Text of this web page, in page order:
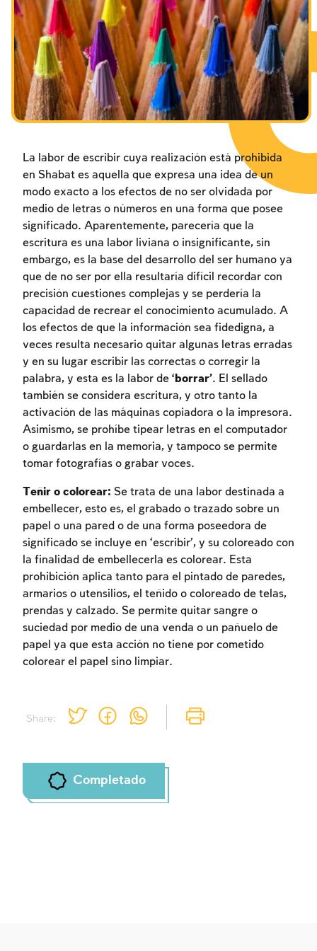
Los ayunos por la destrucción del Templo
Janucá
Purim
Share:
La labor de escribir cuya realización está prohibida
en Shabat es aquella que expresa una idea de un
modo exacto a los efectos de no ser olvidada por
medio de letras o números en una forma que posee
significado. Aparentemente, parecería que la
escritura es una labor liviana o insignificante, sin
embargo, es la base del desarrollo del ser humano ya
que de no ser por ella resultaría difícil recordar con
precisión cuestiones complejas y se perdería la
capacidad de recrear el conocimiento acumulado. A
los efectos de que la información sea fidedigna, a
veces resulta necesario quitar algunas letras erradas
y en su lugar escribir las correctas o corregir la
palabra, y esta es la labor de ‘borrar’. El sellado
también se considera escritura, y otro tanto la
activación de las máquinas copiadora o la impresora.
Asimismo, se prohíbe tipear letras en el computador
o guardarlas en la memoria, y tampoco se permite
tomar fotografías o grabar voces.
Teñir o colorear: Se trata de una labor destinada a
embellecer, esto es, el grabado o trazado sobre un
papel o una pared o de una forma poseedora de
significado se incluye en ‘escribir’, y su coloreado con
la finalidad de embellecerla es colorear. Esta
prohibición aplica tanto para el pintado de paredes,
armarios o utensilios, el teñido o coloreado de telas,
prendas y calzado. Se permite quitar sangre o
suciedad por medio de una venda o un pañuelo de
papel ya que esta acción no tiene por cometido
colorear el papel sino limpiar.
Completado
Inscripcion requerida
Para marcar lo estudiado debe conectarse
a su cuenta o inscribirse.
Inscripcion Conectarse